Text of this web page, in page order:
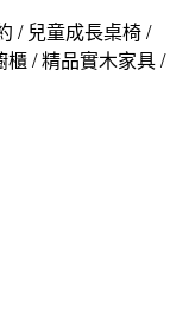
/ 兒童成長桌椅 /
/ 精品實木家具 /